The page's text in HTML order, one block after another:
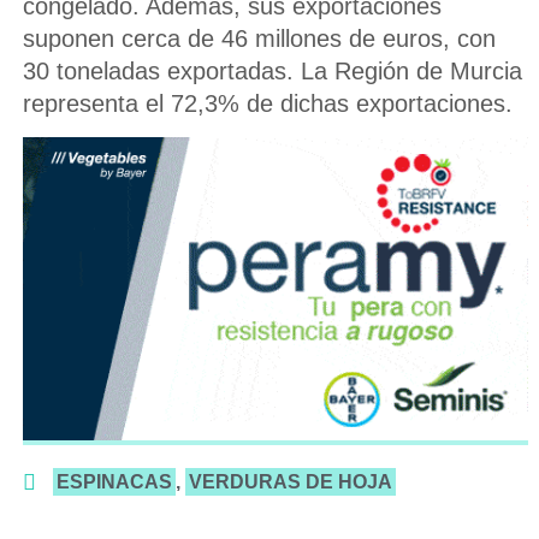
congelado. Además, sus exportaciones
suponen cerca de 46 millones de euros, con
30 toneladas exportadas. La Región de Murcia
representa el 72,3% de dichas exportaciones.
ESPINACAS , VERDURAS DE HOJA